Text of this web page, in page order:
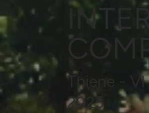
Thiene - VI
2025